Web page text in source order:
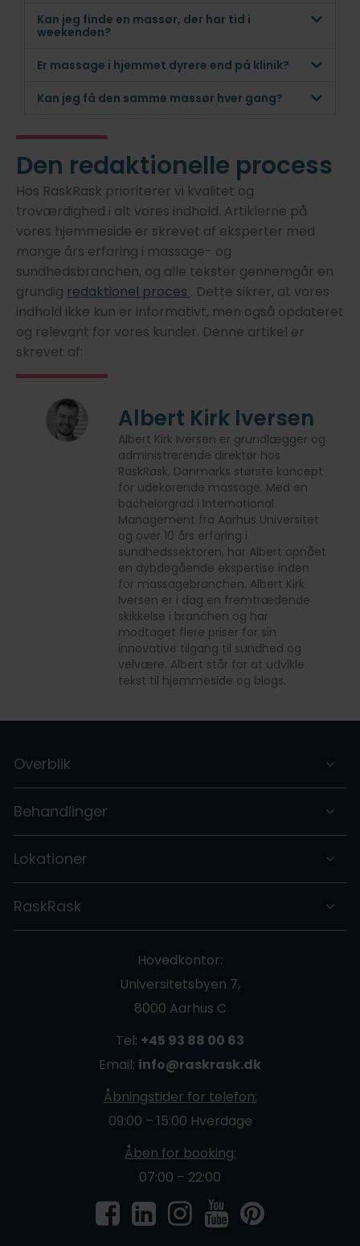
Kan jeg finde en massør, der har tid i
weekenden?
Er massage i hjemmet dyrere end på klinik?
Kan jeg få den samme massør hver gang?
Den redaktionelle process
Hos RaskRask prioriterer vi kvalitet og
troværdighed i alt vores indhold. Artiklerne på
vores hjemmeside er skrevet af eksperter med
mange års erfaring i massage- og
sundhedsbranchen, og alle tekster gennemgår en
grundig redaktionel proces . Dette sikrer, at vores
indhold ikke kun er informativt, men også opdateret
og relevant for vores kunder. Denne artikel er
skrevet af:
Albert Kirk Iversen
Albert Kirk Iversen er grundlægger og
administrerende direktør hos
RaskRask, Danmarks største koncept
for udekørende massage. Med en
bachelorgrad i International
Management fra Aarhus Universitet
og over 10 års erfaring i
sundhedssektoren, har Albert opnået
en dybdegående ekspertise inden
for massagebranchen. Albert Kirk
Iversen er i dag en fremtrædende
skikkelse i branchen og har
modtaget flere priser for sin
innovative tilgang til sundhed og
velvære. Albert står for at udvikle
tekst til hjemmeside og blogs.
Overblik
Behandlinger
Lokationer
RaskRask
Hovedkontor:
Universitetsbyen 7,
8000 Aarhus C
Tel: +45 93 88 00 63
Email: info@raskrask.dk
Åbningstider for telefon:
09:00 – 15:00 Hverdage
Åben for booking:
07:00 – 22:00